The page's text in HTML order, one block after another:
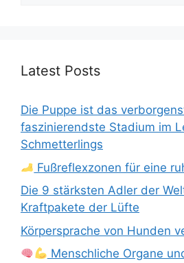
Latest Posts
Die Puppe ist das
faszinierendste Stadium im
Schmetterlings
Fußreflexzonen für eine
Die 9 stärksten Adler der
Kraftpakete der Lüfte
Körpersprache von Hunden
Menschliche Organe